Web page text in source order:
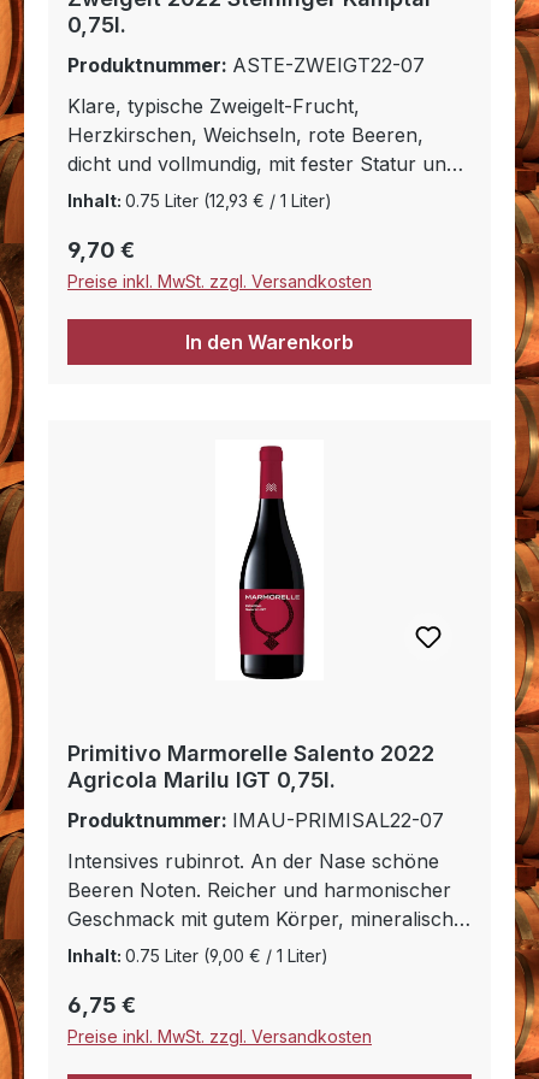
0,75l.
Produktnummer: ASTE-ZWEIGT22-07
Klare, typische Zweigelt-Frucht,
Herzkirschen, Weichseln, rote Beeren,
dicht und vollmundig, mit fester Statur und
reifen, mürben Tanninen, solide,
Partner von Fleisch- und Wildpasteten, von
Pasta auf Fleischbasis (Canneloni, Lasagne,
Rindfleisch. Am Gaumen, wunderbar seidig
und weich, ein Hochgenuss auch ohne
Inhalt: 0.75 Liter (12,93 € / 1 Liter)
Regulärer Preis:
9,70 €
Preise inkl. MwSt. zzgl. Versandkosten
In den Warenkorb
Primitivo Marmorelle Salento 2022
Agricola Marilu IGT 0,75l.
Produktnummer: IMAU-PRIMISAL22-07
Intensives rubinrot. An der Nase schöne
Beeren Noten. Reicher und harmonischer
Geschmack mit gutem Körper, mineralisch
mit angenehmen Tanninen. Optimal zu
Inhalt: 0.75 Liter (9,00 € / 1 Liter)
Regulärer Preis:
6,75 €
Preise inkl. MwSt. zzgl. Versandkosten